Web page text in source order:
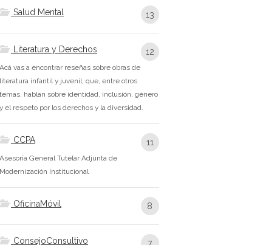
Salud Mental 13
Literatura y Derechos 12
Acá vas a encontrar reseñas sobre obras de
literatura infantil y juvenil, que, entre otros
temas, hablan sobre identidad, inclusión, género
y el respeto por los derechos y la diversidad.
CCPA 11
Asesoría General Tutelar Adjunta de
Modernización Institucional
OficinaMóvil 8
ConsejoConsultivo